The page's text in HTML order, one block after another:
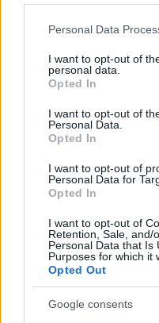
Please note that this
not limited to your visit or
grant or deny consent to
use your data for below
consent section.
Personal Data
I want to opt-out of
personal data.
Opted In
I want to opt-out of
Personal Data.
Opted In
I want to opt-out of
Personal Data for
Opted In
I want to opt-out of
Retention, Sale, and/
Personal Data that Is
Purposes for which it
Opted Out
Google consents
hihette mindenki, hogy
van. Erre bizonyíték a